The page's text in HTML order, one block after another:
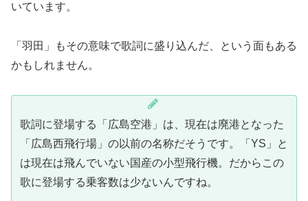
いています。
「羽田」もその意味で歌詞に盛り込んだ、という面もある
かもしれません。
歌詞に登場する「広島空港」は、現在は廃港となった
「広島西飛行場」の以前の名称だそうです。「YS」と
は現在は飛んでいない国産の小型飛行機。だからこの
歌に登場する乗客数は少ないんですね。